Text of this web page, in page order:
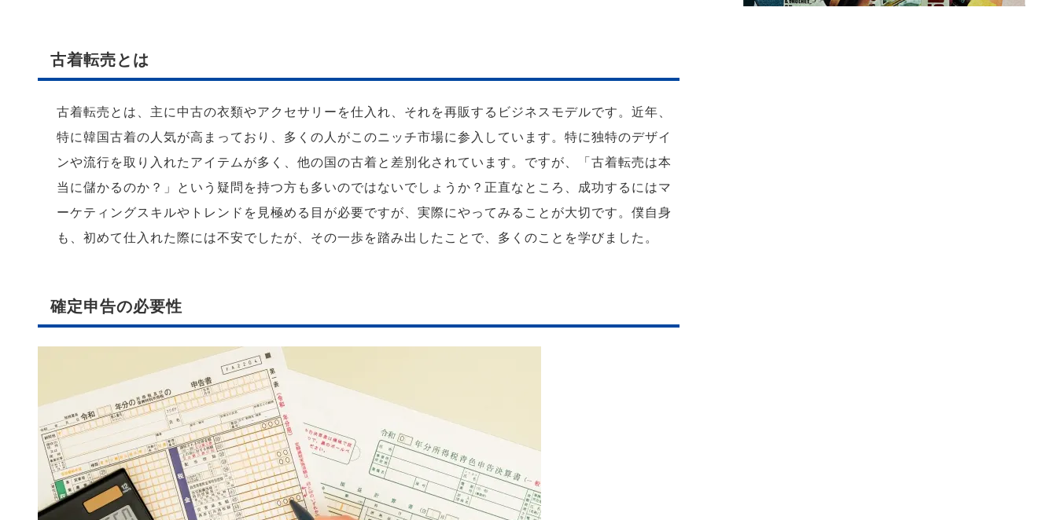
古着転売とは
古着転売とは、主に中古の衣類やアクセサリーを仕入れ、それを再販するビジネスモデルです。近年、
特に韓国古着の人気が高まっており、多くの人がこのニッチ市場に参入しています。特に独特のデザイ
ンや流行を取り入れたアイテムが多く、他の国の古着と差別化されています。ですが、「古着転売は本
当に儲かるのか？」という疑問を持つ方も多いのではないでしょうか？正直なところ、成功するにはマ
ーケティングスキルやトレンドを見極める目が必要ですが、実際にやってみることが大切です。僕自身
も、初めて仕入れた際には不安でしたが、その一歩を踏み出したことで、多くのことを学びました。
確定申告の必要性